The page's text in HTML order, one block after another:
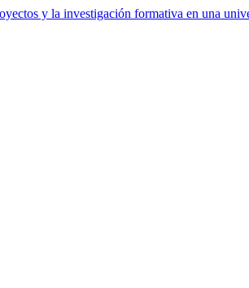
y la investigación formativa en una